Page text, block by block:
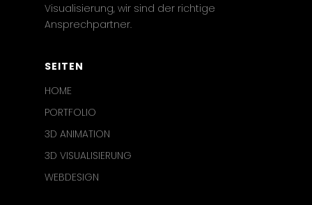
Visualisierung, wir sind der richtige
Ansprechpartner.
SEITEN
HOME
PORTFOLIO
3D ANIMATION
3D VISUALISIERUNG
WEBDESIGN